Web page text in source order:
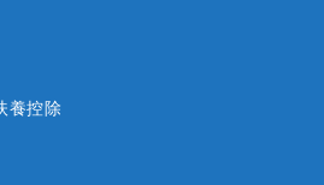
養控除